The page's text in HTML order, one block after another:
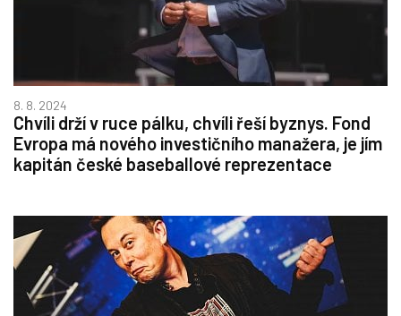
8. 8. 2024
Chvíli drží v ruce pálku, chvíli řeší byznys. Fond
Evropa má nového investičního manažera, je jím
kapitán české baseballové reprezentace